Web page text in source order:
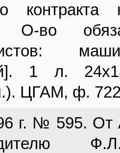
О-во
1 л.
ЦГАМ, ф.
г. № 595. От